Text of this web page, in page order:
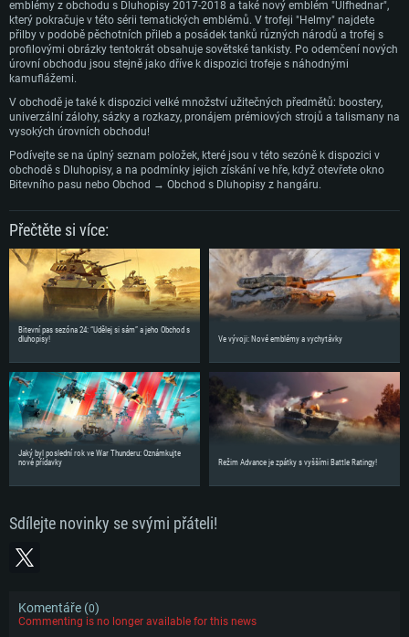
emblémy z obchodu s Dluhopisy 2017-2018 a také nový emblém "Ulfhednar",
který pokračuje v této sérii tematických emblémů. V trofeji "Helmy" najdete
přilby v podobě pěchotních přileb a posádek tanků různých národů a trofej s
profilovými obrázky tentokrát obsahuje sovětské tankisty. Po odemčení nových
úrovní obchodu jsou stejně jako dříve k dispozici trofeje s náhodnými
kamuflážemi.
V obchodě je také k dispozici velké množství užitečných předmětů: boostery,
univerzální zálohy, sázky a rozkazy, pronájem prémiových strojů a talismany na
vysokých úrovních obchodu!
Podívejte se na úplný seznam položek, které jsou v této sezóně k dispozici v
obchodě s Dluhopisy, a na podmínky jejich získání ve hře, když otevřete okno
Bitevního pasu nebo Obchod → Obchod s Dluhopisy z hangáru.
Přečtěte si více:
Bitevní pas sezóna 24: “Udělej si sám” a jeho Obchod s
dluhopisy!
Ve vývoji: Nové emblémy a vychytávky
Jaký byl poslední rok ve War Thunderu: Oznámkujte
nové přídavky
Režim Advance je zpátky s vyššími Battle Ratingy!
Sdílejte novinky se svými přáteli!
Komentáře (0)
Commenting is no longer available for this news